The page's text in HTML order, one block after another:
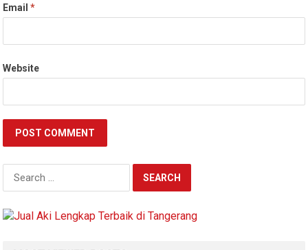
Email*
Website
Search